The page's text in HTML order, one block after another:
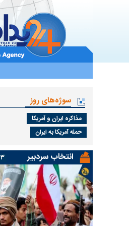
سوژه‌های روز
مذاکره ایران و آمریکا
حمله آمریکا به ایران
انتخاب سردبیر ۳